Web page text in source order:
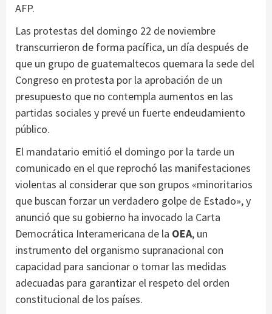
AFP.
Las protestas del domingo 22 de noviembre
transcurrieron de forma pacífica, un día después de
que un grupo de guatemaltecos quemara la sede del
Congreso en protesta por la aprobación de un
presupuesto que no contempla aumentos en las
partidas sociales y prevé un fuerte endeudamiento
público.
El mandatario emitió el domingo por la tarde un
comunicado en el que reprochó las manifestaciones
violentas al considerar que son grupos «minoritarios
que buscan forzar un verdadero golpe de Estado», y
anunció que su gobierno ha invocado la Carta
Democrática Interamericana de la OEA, un
instrumento del organismo supranacional con
capacidad para sancionar o tomar las medidas
adecuadas para garantizar el respeto del orden
constitucional de los países.